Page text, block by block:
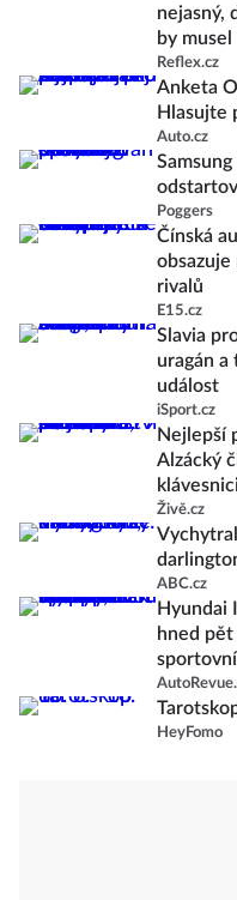
nejasný,
by
Reflex.cz
Anketa
Hlasujte
Auto.cz
Poggers
Čínská
rivalů
E15.cz
Slavia
uragán a
událost
iSport.cz
Nejlepší
Alzácký
Živě.cz
ABC.cz
Hyundai
hned
HeyFomo